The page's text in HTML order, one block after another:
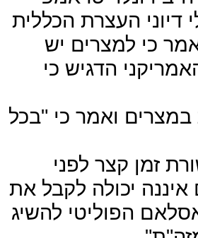
בשולי דיוני העצרת הכללית
כי למצרים יש
הדגיש כי
ואמר כי "בכל
זמן קצר לפני
יכולה לקבל את
הפוליטי להשיג